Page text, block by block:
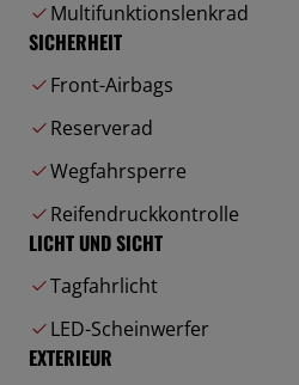
Multifunktionslenkrad
SICHERHEIT
Front-Airbags
Reserverad
Wegfahrsperre
Reifendruckkontrolle
LICHT UND SICHT
Tagfahrlicht
LED-Scheinwerfer
EXTERIEUR